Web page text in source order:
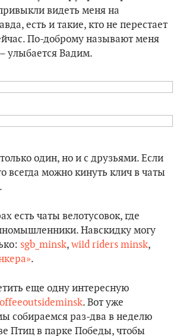
видеть меня на
есть и такие, кто не перестает
По-доброму называют меня
улыбается Вадим.
один, но и с друзьями. Если
всегда можно кинуть клич в чаты
есть чаты велотусовок, где
Навскидку могу
sgb_minsk, wild riders minsk,
.
еще одну интересную
. Вот уже
собираемся раз-два в неделю
Птиц в парке Победы, чтобы